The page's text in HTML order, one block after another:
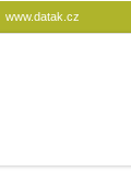
www.datak.cz